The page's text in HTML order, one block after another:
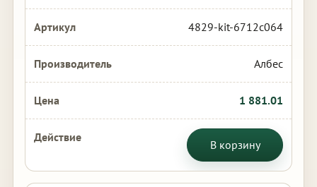
4829-kit-6712c064
Албес
1 881.01
В корзину